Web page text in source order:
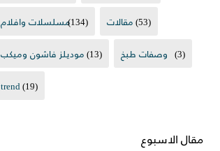
مسلسلات وافلام(134) مقالات(53)
موديلز فاشون وميكب(13) وصفات طبخ (3)
trend(19)
مقال الاسبوع